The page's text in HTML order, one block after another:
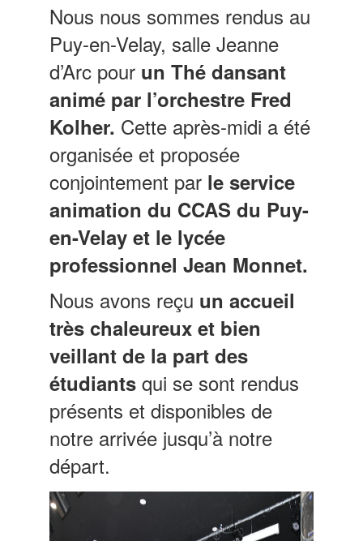
Nous nous sommes rendus au
Puy-en-Velay, salle Jeanne
d’Arc pour un Thé dansant
animé par l’orchestre Fred
Kolher. Cette après-midi a été
organisée et proposée
conjointement par le service
animation du CCAS du Puy-
en-Velay et le lycée
professionnel Jean Monnet.
Nous avons reçu un accueil
très chaleureux et bien
veillant de la part des
étudiants qui se sont rendus
présents et disponibles de
notre arrivée jusqu’à notre
départ.